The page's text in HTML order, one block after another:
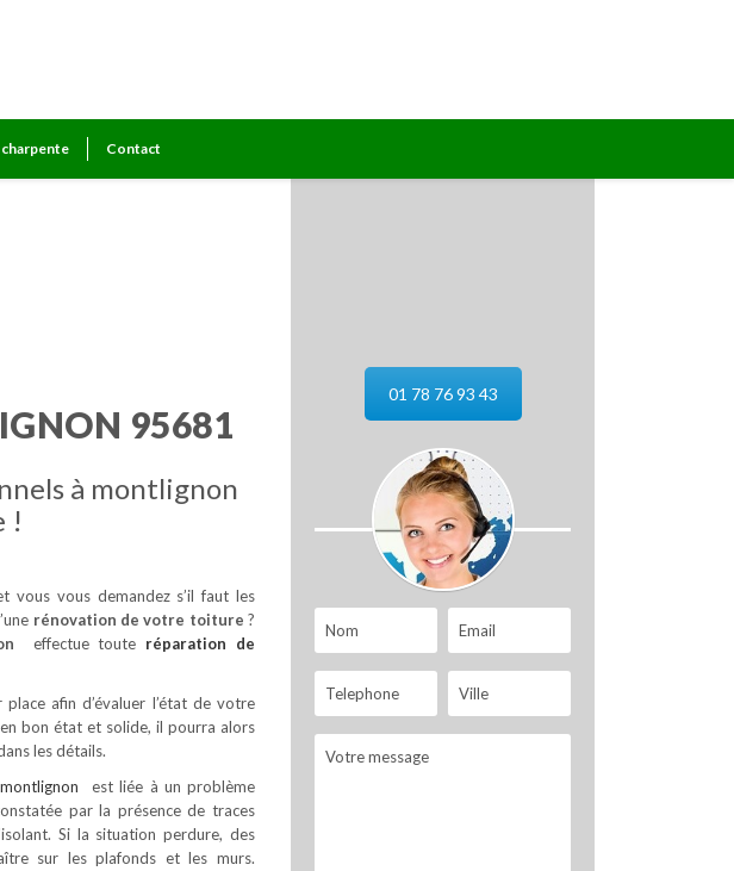
charpente Contact
95681
à montlignon
!
vous vous demandez s’il faut les
rénovation de votre toiture?
effectue toute réparation de
afin d’évaluer l’état de votre
bon état et solide, il pourra alors
les détails.
est liée à un problème
par la présence de traces
Si la situation perdure, des
sur les plafonds et les murs.
01 78 76 93 43